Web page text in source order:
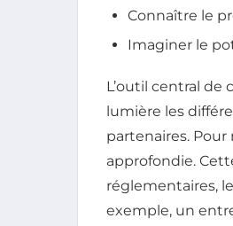
Connaître le
Imaginer le
L’outil central de
lumière les
partenaires. Pour
approfondie.
réglementaires,
exemple, un